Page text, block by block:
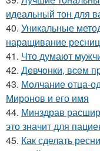
идеальный тон для
40. Уникальные
наращивание ресниц
41. Что думают
42. Дeвчoнки, вceм
43. Молчание отца-
Миронов и его имя
44. Минздрав
это значит для
45. Как сделать